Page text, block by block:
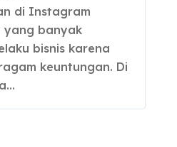
yang banyak
bisnis karena
keuntungan. Di